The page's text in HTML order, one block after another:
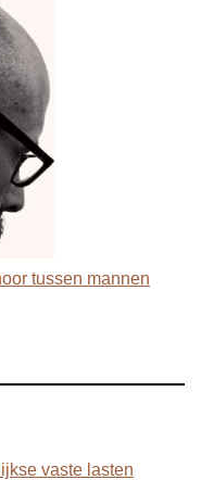
tussen mannen
vaste lasten